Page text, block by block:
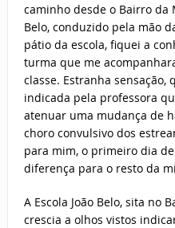
caminho desde o Bairro da
Belo, conduzido pela mão
pátio da escola, fiquei a
turma que me
classe. Estranha
indicada pela professora
atenuar uma mudança de
choro convulsivo dos
para mim, o primeiro dia
diferença para o resto da
A Escola João Belo, sita no
crescia a olhos vistos